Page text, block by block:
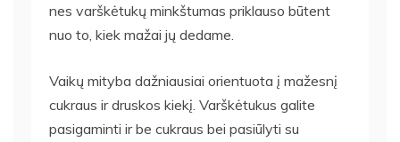
nes varškėtukų minkštumas priklauso būtent
nuo to, kiek mažai jų dedame.
Vaikų mityba dažniausiai orientuota į mažesnį
cukraus ir druskos kiekį. Varškėtukus galite
pasigaminti ir be cukraus bei pasiūlyti su